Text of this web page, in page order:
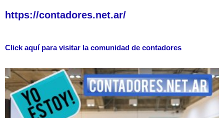
https://contadores.net.ar/
Click aquí para visitar la comunidad de contadores